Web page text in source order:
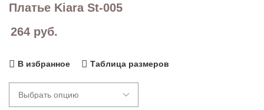
Платье Kiara St-005
264 руб.
В избранное Таблица размеров